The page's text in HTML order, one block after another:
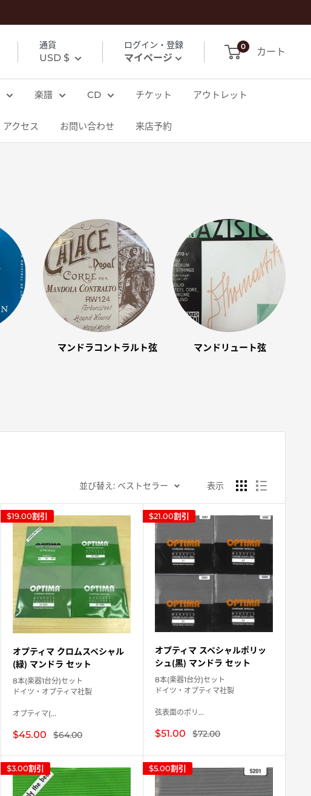
通貨
USD $
ログイン・登録
マイページ
0 カート
楽譜 CD チケット アウトレット
アクセス お問い合わせ 来店予約
マンドラコントラルト弦 マンドリュート弦
並び替え: ベストセラー 表示
$19.00割引
オプティマ クロムスペシャル
(緑) マンドラ セット
8本(楽器1台分)セット
ドイツ・オプティマ社製
オプティマ(...
販
価
格
$45.00 通
常
格
$64.00
$21.00割引
オプティマ スペシャルポリッ
シュ(黒) マンドラ セット
8本(楽器1台分)セット
ドイツ・オプティマ社製
弦表面のポリ...
販
格
$51.00 通
常
格
$72.00
$3.00割引 $5.00割引